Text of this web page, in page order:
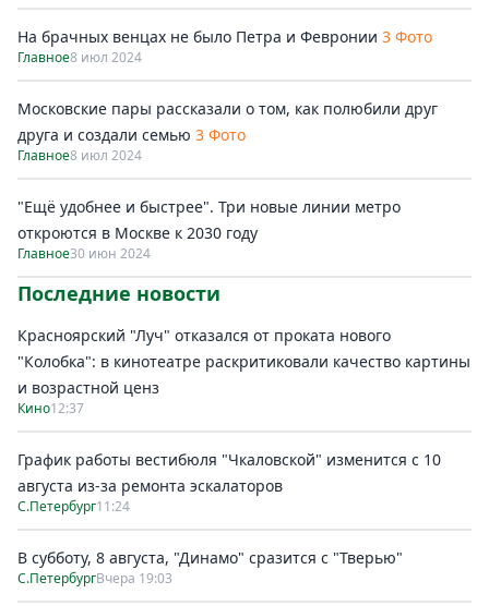
На брачных венцах не было Петра и Февронии 3 Фото
Главное8 июл 2024
Московские пары рассказали о том, как полюбили друг
друга и создали семью 3 Фото
Главное8 июл 2024
"Ещё удобнее и быстрее". Три новые линии метро
откроются в Москве к 2030 году
Главное30 июн 2024
Последние новости
Красноярский "Луч" отказался от проката нового
"Колобка": в кинотеатре раскритиковали качество картины
и возрастной ценз
Кино12:37
График работы вестибюля "Чкаловской" изменится с 10
августа из-за ремонта эскалаторов
С.Петербург11:24
В субботу, 8 августа, "Динамо" сразится с "Тверью"
С.ПетербургВчера 19:03